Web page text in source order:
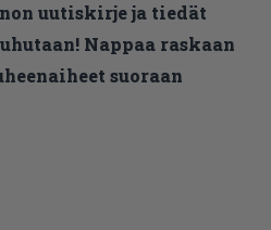
uutiskirje ja tiedät
Nappaa raskaan
suoraan